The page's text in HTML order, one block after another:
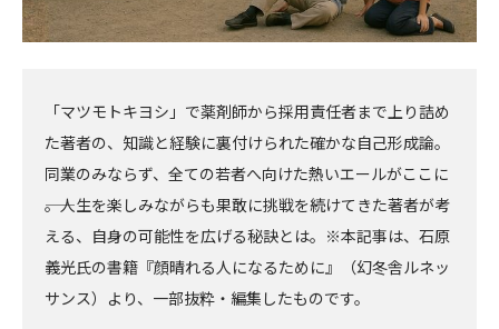
「マツモトキヨシ」で薬剤師から採用責任者まで上り詰め
た著者の、知識と経験に裏付けられた確かな自己形成論。
同業のみならず、全ての若者へ向けた熱いエールがここに
――。人生を楽しみながらも果敢に挑戦を続けてきた著者が考
える、自身の可能性を広げる秘訣とは。※本記事は、石原
義光氏の書籍『顔晴れる人になるために』（幻冬舎ルネッ
サンス）より、一部抜粋・編集したものです。